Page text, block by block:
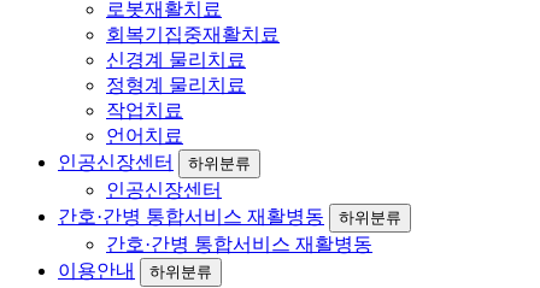
로봇재활치료
회복기집중재활치료
신경계 물리치료
정형계 물리치료
작업치료
언어치료
인공신장센터
하위분류
인공신장센터
간호·간병 통합서비스 재활병동
하위분류
간호·간병 통합서비스 재활병동
이용안내
하위분류